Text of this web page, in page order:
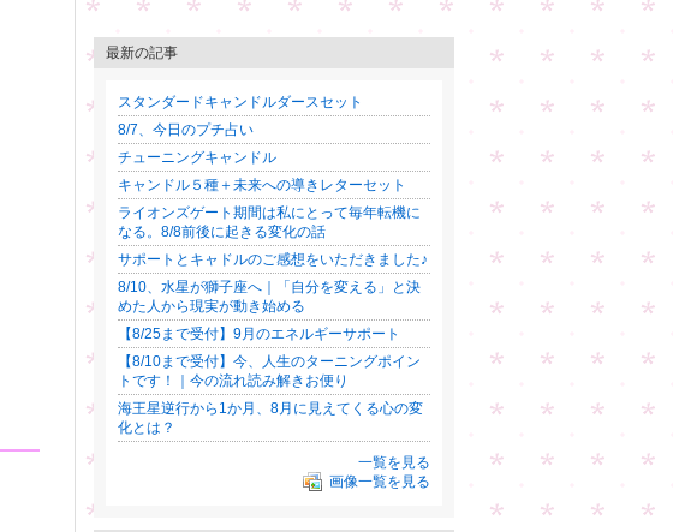
最新の記事
スタンダードキャンドルダースセット
8/7、今日のプチ占い
チューニングキャンドル
キャンドル５種＋未来への導きレターセット
ライオンズゲート期間は私にとって毎年転機に
なる。8/8前後に起きる変化の話
サポートとキャドルのご感想をいただきました♪
8/10、水星が獅子座へ｜「自分を変える」と決
めた人から現実が動き始める
【8/25まで受付】9月のエネルギーサポート
【8/10まで受付】今、人生のターニングポイン
トです！｜今の流れ読み解きお便り
海王星逆行から1か月、8月に見えてくる心の変
化とは？
一覧を見る
画像一覧を見る